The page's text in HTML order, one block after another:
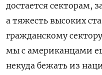
достается секторам,
а тяжесть высоких
гражданскому
мы с американцами
некуда бежать из